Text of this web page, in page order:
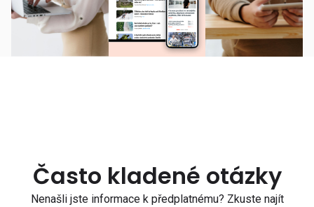
Často kladené otázky
Nenašli jste informace k předplatnému? Zkuste najít